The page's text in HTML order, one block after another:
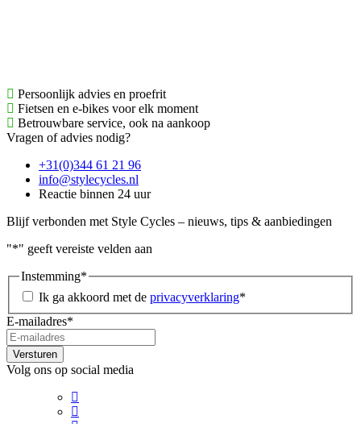
Persoonlijk advies en proefrit
Fietsen en e-bikes voor elk moment
Betrouwbare service, ook na aankoop
Vragen of advies nodig?
+31(0)344 61 21 96
info@stylecycles.nl
Reactie binnen 24 uur
Blijf verbonden met Style Cycles – nieuws, tips & aanbiedingen
"*" geeft vereiste velden aan
Instemming*
Ik ga akkoord met de privacyverklaring*
E-mailadres*
Versturen
Volg ons op social media